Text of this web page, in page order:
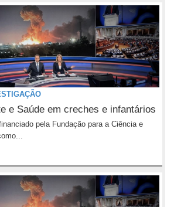
e Saúde em creches e infantários
pela Fundação para a Ciência e